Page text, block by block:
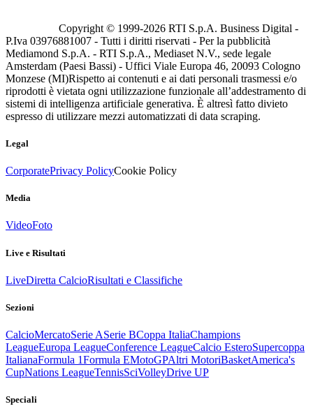
Copyright © 1999-2026 RTI S.p.A. Business Digital -
P.Iva 03976881007 - Tutti i diritti riservati - Per la pubblicità
Mediamond S.p.A. - RTI S.p.A., Mediaset N.V., sede legale
Amsterdam (Paesi Bassi) - Uffici Viale Europa 46, 20093 Cologno
Monzese (MI)Rispetto ai contenuti e ai dati personali trasmessi e/o
riprodotti è vietata ogni utilizzazione funzionale all’addestramento di
sistemi di intelligenza artificiale generativa. È altresì fatto divieto
espresso di utilizzare mezzi automatizzati di data scraping.
Legal
CorporatePrivacy PolicyCookie Policy
Media
VideoFoto
Live e Risultati
LiveDiretta CalcioRisultati e Classifiche
Sezioni
CalcioMercatoSerie ASerie BCoppa ItaliaChampions
LeagueEuropa LeagueConference LeagueCalcio EsteroSupercoppa
ItalianaFormula 1Formula EMotoGPAltri MotoriBasketAmerica's
CupNations LeagueTennisSciVolleyDrive UP
Speciali